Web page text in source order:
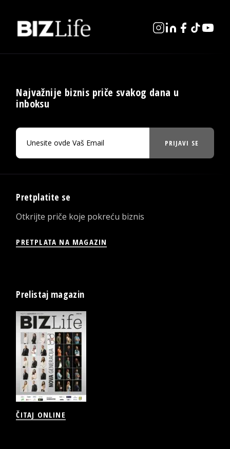
Najvažnije biznis priče svakog dana u
inboksu
PRIJAVI SE
Pretplatite se
Otkrijte priče koje pokreću biznis
PRETPLATA NA MAGAZIN
Prelistaj magazin
ČITAJ ONLINE